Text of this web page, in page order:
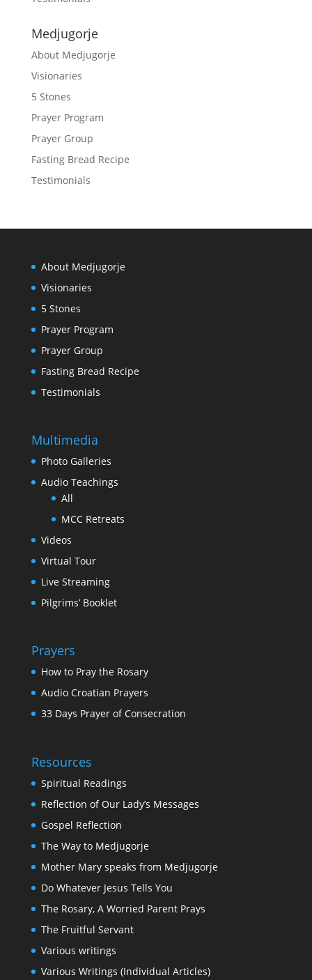
Medjugorje
About Medjugorje
Visionaries
5 Stones
Prayer Program
Prayer Group
Fasting Bread Recipe
Testimonials
About Medjugorje
Visionaries
5 Stones
Prayer Program
Prayer Group
Fasting Bread Recipe
Testimonials
Multimedia
Photo Galleries
Audio Teachings
All
MCC Retreats
Videos
Virtual Tour
Live Streaming
Pilgrims’ Booklet
Prayers
How to Pray the Rosary
Audio Croatian Prayers
33 Days Prayer of Consecration
Resources
Spiritual Readings
Reflection of Our Lady’s Messages
Gospel Reflection
The Way to Medjugorje
Mother Mary speaks from Medjugorje
Do Whatever Jesus Tells You
The Rosary, A Worried Parent Prays
The Fruitful Servant
Various writings
Various Writings (Individual Articles)